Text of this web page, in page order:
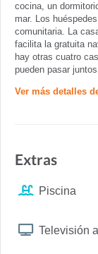
cocina, un
mar. Los
comunitaria. La
facilita la gratuita
hay otras cuatro
pueden pasar
Ver más detalles
Extras
Piscina
Televisión